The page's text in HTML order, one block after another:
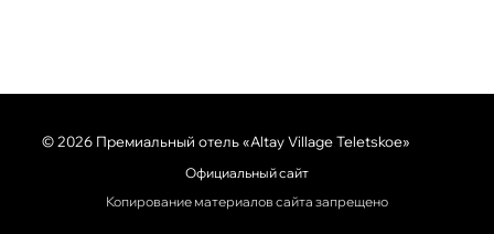
© 2026 Премиальный отель «Altay Village Teletskoe»
Официальный сайт
Копирование материалов сайта запрещено